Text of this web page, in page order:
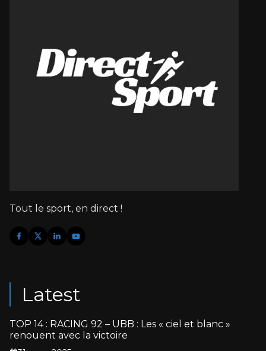
Tout le sport, en direct !
Latest
TOP 14 : RACING 92 – UBB : Les « ciel et blanc »
renouent avec la victoire